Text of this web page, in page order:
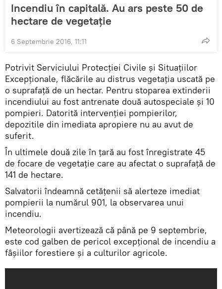
Incendiu în capitală. Au ars peste 50 de
hectare de vegetație
6 Septembrie 2016, 11:11
Potrivit Serviciului Protecţiei Civile şi Situaţiilor
Excepţionale, flăcările au distrus vegetaţia uscată pe
o suprafaţă de un hectar. Pentru stoparea extinderii
incendiului au fost antrenate două autospeciale și 10
pompieri. Datorită intervenţiei pompierilor,
depozitile din imediata apropiere nu au avut de
suferit.
În ultimele două zile în ţară au fost înregistrate 45
de focare de vegetaţie care au afectat o suprafaţă de
141 de hectare.
Salvatorii îndeamnă cetăţenii să alerteze imediat
pompierii la numărul 901, la observarea unui
incendiu.
Meteorologii avertizează că până pe 9 septembrie,
este cod galben de pericol excepţional de incendiu a
fâşiilor forestiere şi a culturilor agricole.